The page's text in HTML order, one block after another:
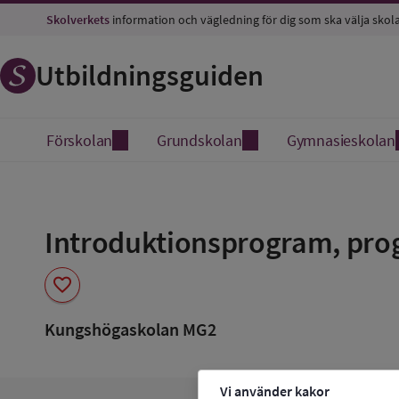
Vi använder kakor
Skolverkets information och vägledning för dig som ska välja
Utbildningsguiden
Förskolan Grundskolan Gymnasieskolan
Introduktionsprogram,
favorite
favorit
Kungshögaskolan MG2